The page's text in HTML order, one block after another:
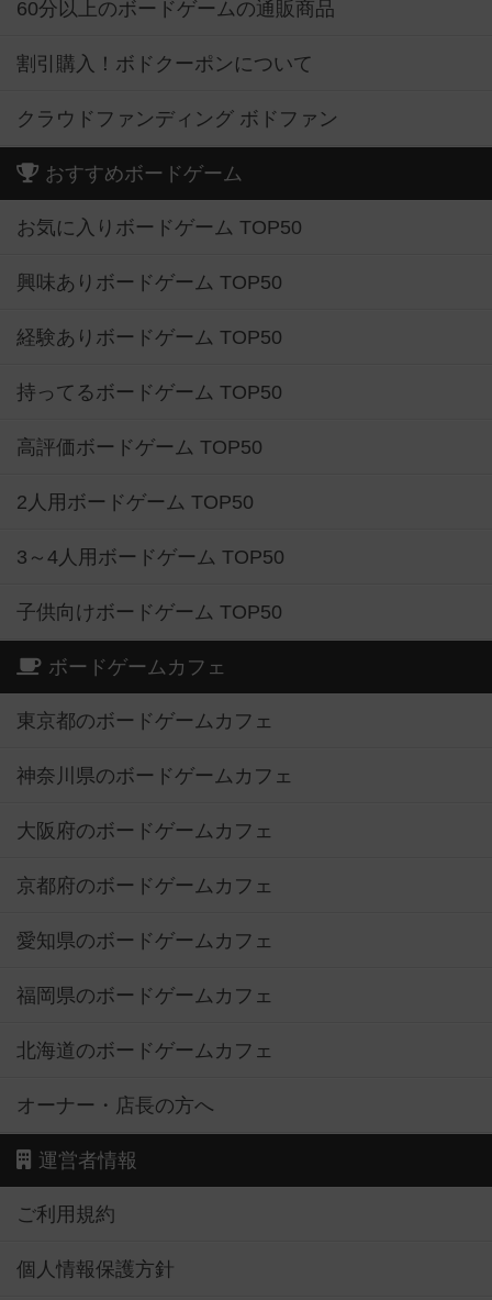
60分以上のボードゲームの通販商品
割引購入！ボドクーポンについて
クラウドファンディング ボドファン
おすすめボードゲーム
お気に入りボードゲーム TOP50
興味ありボードゲーム TOP50
経験ありボードゲーム TOP50
持ってるボードゲーム TOP50
高評価ボードゲーム TOP50
2人用ボードゲーム TOP50
3～4人用ボードゲーム TOP50
子供向けボードゲーム TOP50
ボードゲームカフェ
東京都のボードゲームカフェ
神奈川県のボードゲームカフェ
大阪府のボードゲームカフェ
京都府のボードゲームカフェ
愛知県のボードゲームカフェ
福岡県のボードゲームカフェ
北海道のボードゲームカフェ
オーナー・店長の方へ
運営者情報
ご利用規約
個人情報保護方針